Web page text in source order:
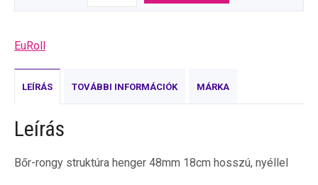
EuRoll
LEÍRÁS TOVÁBBI INFORMÁCIÓK MÁRKA
Leírás
Bőr-rongy struktúra henger 48mm 18cm hosszú, nyéllel